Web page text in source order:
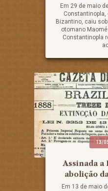
Em 29 de maio
Constantinopla,
Bizantino, caiu
otomano
Constantinopla
13/
Assinada a
abolição
Em 13 de maio